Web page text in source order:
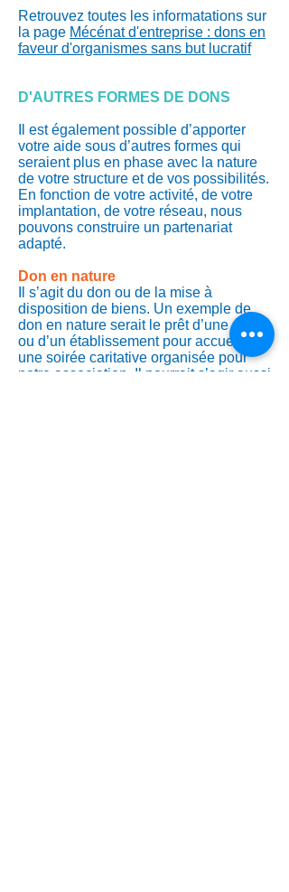
Retrouvez toutes les informatations sur
la page Mécénat d'entreprise : dons en
faveur d'organismes sans but lucratif
D'AUTRES FORMES DE DONS
Il est également possible d’apporter
votre aide sous d’autres formes qui
seraient plus en phase avec la nature
de votre structure et de vos possibilités.
En fonction de votre activité, de votre
implantation, de votre réseau, nous
pouvons construire un partenariat
adapté.
Don en nature
Il s’agit du don ou de la mise à
disposition de biens. Un exemple de
don en nature serait le prêt d’une salle
ou d’un établissement pour accueillir
une soirée caritative organisée pour
notre association. Il pourrait s’agir aussi